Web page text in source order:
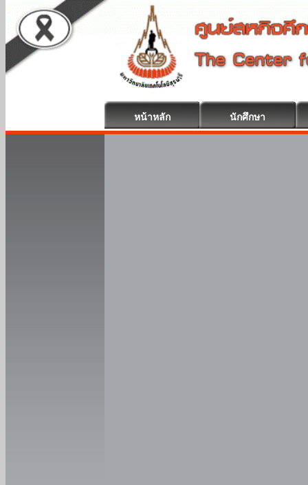
หน้าหลัก นักศึกษา